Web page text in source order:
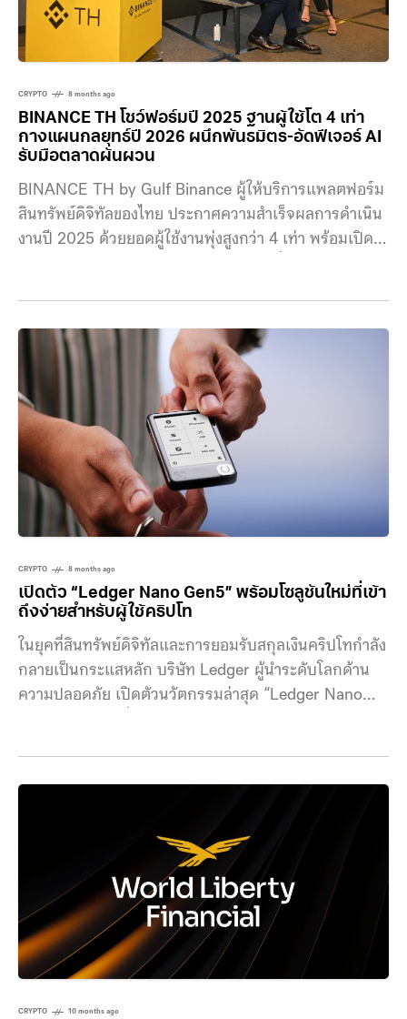
CRYPTO 8 months ago
BINANCE TH โชว์ฟอร์มปี 2025 ฐานผู้ใช้โต 4 เท่า
กางแผนกลยุทธ์ปี 2026 ผนึกพันธมิตร-อัดฟีเจอร์ AI
รับมือตลาดผันผวน
BINANCE TH by Gulf Binance ผู้ให้บริการแพลตฟอร์ม
สินทรัพย์ดิจิทัลของไทย ประกาศความสำเร็จผลการดำเนิน
งานปี 2025 ด้วยยอดผู้ใช้งานพุ่งสูงกว่า 4 เท่า พร้อมเปิด
ร่วมมือเชิงกลยุทธ์ระดับประเทศ นายนิรันดร์ ฟูวัฒนานุกูล
ประธานเจ้าหน้าที่บริหาร BINANCE TH by Gulf
Binance เปิดเผยว่า ในปี 2025 บริษัทประสบความสำเร็จ
ในการขยายฐานผู้ใช้เพิ่มขึ้นกว่า
CRYPTO 8 months ago
เปิดตัว “Ledger Nano Gen5” พร้อมโซลูชันใหม่ที่เข้า
ถึงง่ายสำหรับผู้ใช้คริปโท
ในยุคที่สินทรัพย์ดิจิทัลและการยอมรับสกุลเงินคริปโทกำลัง
กลายเป็นกระแสหลัก บริษัท Ledger ผู้นำระดับโลกด้าน
ความปลอดภัย เปิดตัวนวัตกรรมล่าสุด “Ledger Nano
สินทรัพย์ดิจิทัล, ตัวตน
CRYPTO 10 months ago